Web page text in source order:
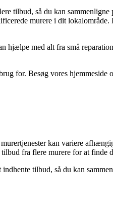
tilbud, så du kan
murere i dit
med alt fra små
for. Besøg vores
kan variere
fra flere murere for at finde
tilbud, så du kan